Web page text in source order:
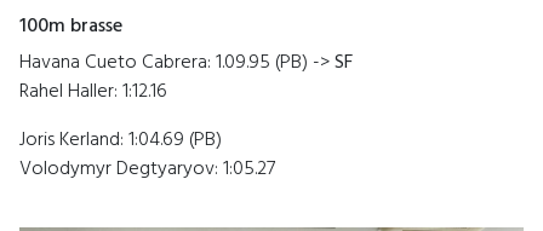
100m brasse
Havana Cueto Cabrera: 1.09.95 (PB) ->SF
Rahel Haller: 1:12.16
Joris Kerland: 1:04.69 (PB)
Volodymyr Degtyaryov: 1:05.27